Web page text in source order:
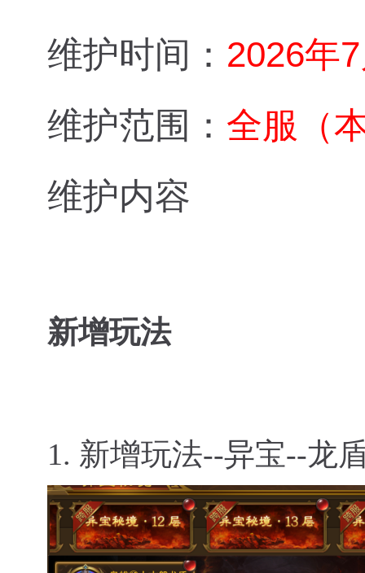
维护时间： 2026年
维护范围： 全服（
维护内容
新增玩法
1. 新增玩法--异宝--龙